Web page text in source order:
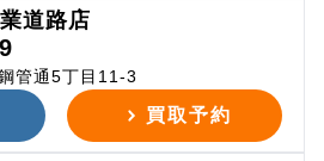
道路店
管通5丁目11-3
買取予約